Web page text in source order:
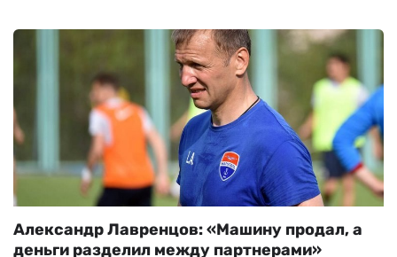
Александр Лавренцов: «Машину продал, а
деньги разделил между партнерами»